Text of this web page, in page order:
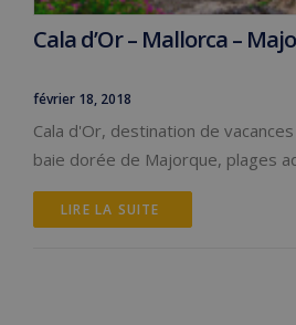
Cala d’Or – Mallorca –
février 18, 2018
Cala d'Or, destination de
baie dorée de Majorque, plages
LIRE LA SUITE